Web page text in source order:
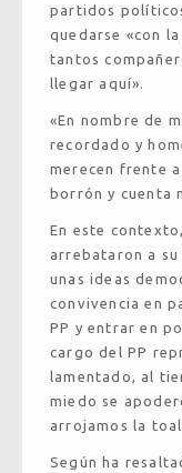
partidos
quedarse «con
tantos
llegar aquí».
«En nombre de
recordado y
merecen frente
borrón y cuenta
En este
arrebataron a
unas ideas
convivencia en
PP y entrar en
cargo del PP
lamentado, al
miedo se
arrojamos la
Según ha